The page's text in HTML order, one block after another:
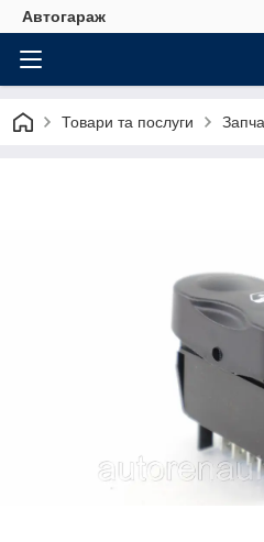
Автогараж
Товари та послуги